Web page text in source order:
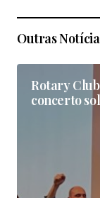
Outras
Rotary
concerto